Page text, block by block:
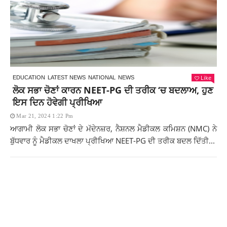
EDUCATION LATEST NEWS NATIONAL NEWS Like
ਲੋਕ ਸਭਾ ਚੋਣਾਂ ਕਾਰਨ NEET-PG ਦੀ ਤਰੀਕ ‘ਚ ਬਦਲਾਅ, ਹੁਣ
ਇਸ ਦਿਨ ਹੋਵੇਗੀ ਪ੍ਰੀਖਿਆ
Mar 21, 2024 1:22 Pm
ਆਗਾਮੀ ਲੋਕ ਸਭਾ ਚੋਣਾਂ ਦੇ ਮੱਦੇਨਜ਼ਰ, ਨੈਸ਼ਨਲ ਮੈਡੀਕਲ ਕਮਿਸ਼ਨ (NMC) ਨੇ
ਬੁੱਧਵਾਰ ਨੂੰ ਮੈਡੀਕਲ ਦਾਖਲਾ ਪ੍ਰੀਖਿਆ NEET-PG ਦੀ ਤਰੀਕ ਬਦਲ ਦਿੱਤੀ...